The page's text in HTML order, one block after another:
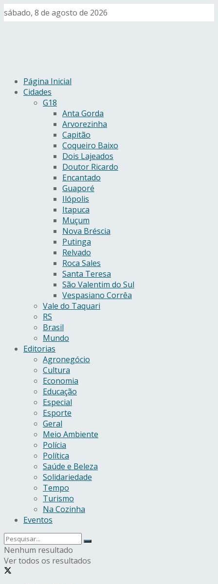
sábado, 8 de agosto de 2026
Página Inicial
Cidades
G18
Anta Gorda
Arvorezinha
Capitão
Coqueiro Baixo
Dois Lajeados
Doutor Ricardo
Encantado
Guaporé
Ilópolis
Itapuca
Muçum
Nova Bréscia
Putinga
Relvado
Roca Sales
Santa Teresa
São Valentim do Sul
Vespasiano Corrêa
Vale do Taquari
RS
Brasil
Mundo
Editorias
Agronegócio
Cultura
Economia
Educação
Especial
Esporte
Geral
Meio Ambiente
Polícia
Política
Saúde e Beleza
Solidariedade
Tempo
Turismo
Na Cozinha
Eventos
Nenhum resultado
Ver todos os resultados